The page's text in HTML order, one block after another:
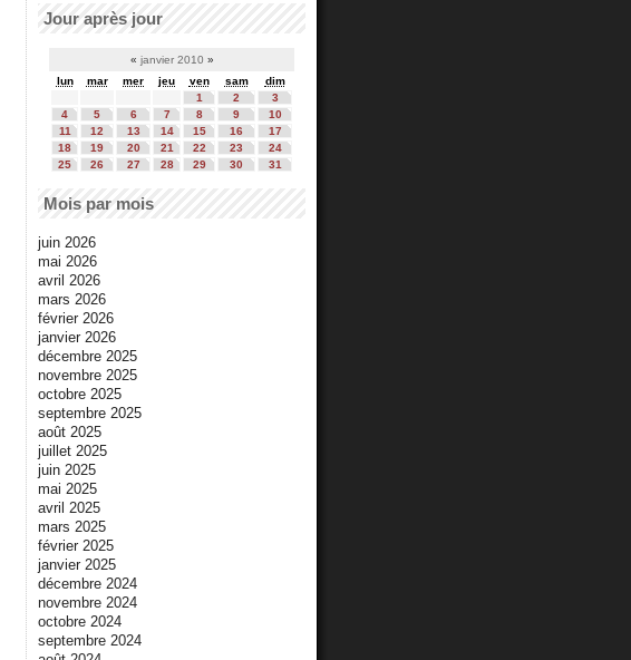
Jour après jour
« janvier 2010 »
lun
mar mer jeu ven sam
dim
1
2
3
4
5 6 7 8 9
10
11
12 13 14 15 16
17
18
19 20 21 22 23
24
25
26 27 28 29 30 31
Mois par mois
juin 2026
mai 2026
avril 2026
mars 2026
février 2026
janvier 2026
décembre 2025
novembre 2025
octobre 2025
septembre 2025
août 2025
juillet 2025
juin 2025
mai 2025
avril 2025
mars 2025
février 2025
janvier 2025
décembre 2024
novembre 2024
octobre 2024
septembre 2024